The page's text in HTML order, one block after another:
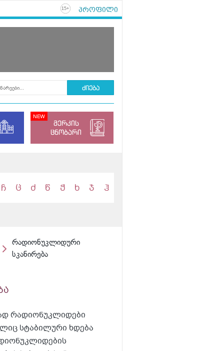
15+ პროფილი
მერკის
ცნობარი
ჩ ც ძ წ ჭ ხ ჯ ჰ
რადიონუკლიდური
სკანირება
რადიონუკლიდები
სტაბილური ხდება